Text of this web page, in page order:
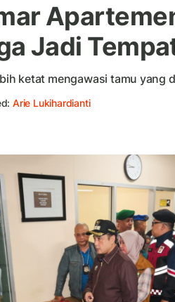
Jadi
ketat mengawasi tamu yang
Arie Lukihardianti